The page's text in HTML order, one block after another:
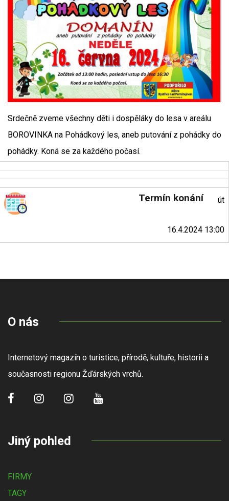
Srdečně zveme všechny děti i dospěláky do lesa v areálu
BOROVINKA na Pohádkový les, aneb putování z pohádky do
pohádky. Koná se za každého počasí.
Termín konání út
16.4.2024 13:00
O nás
Internetový magazín o turistice, přírodě, kultuře, historii a
současnosti regionu Žďárských vrchů.
Jiný pohled
FIRMY
TAGY